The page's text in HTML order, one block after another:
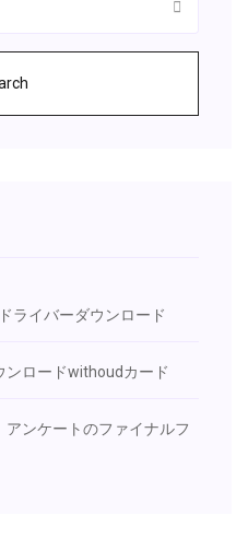
ライバーダウンロード
ンロードwithoudカード
ンケートのファイナルフ